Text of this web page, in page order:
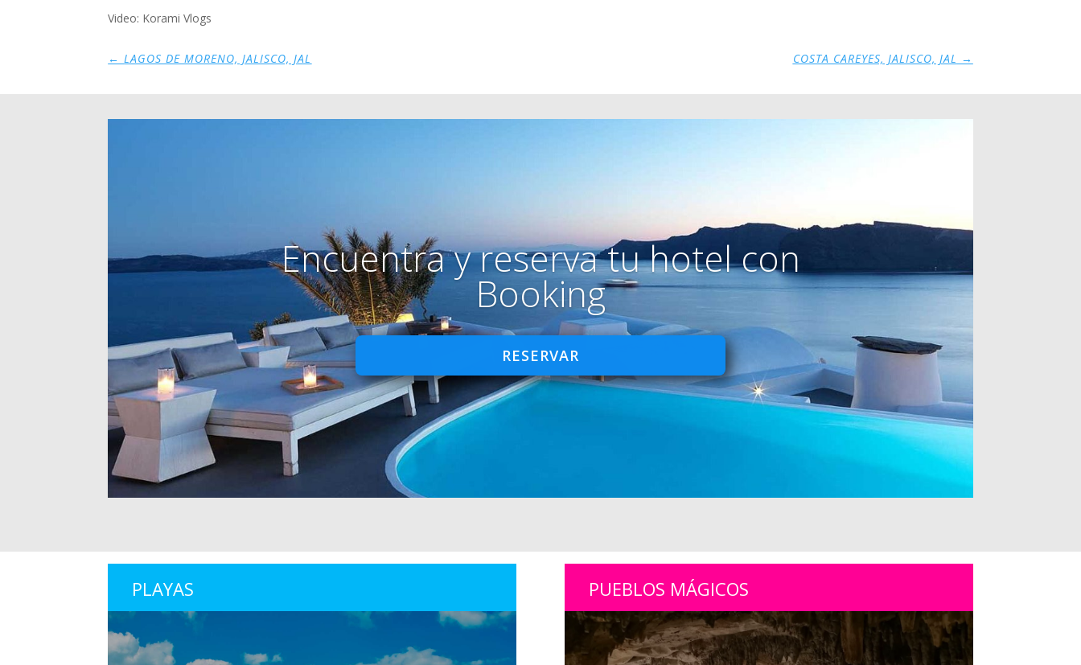
Video: Korami Vlogs
←LAGOS DE MORENO, JALISCO, JAL COSTA CAREYES, JALISCO, JAL →
Encuentra y reserva tu hotel con
Booking
RESERVAR
PLAYAS PUEBLOS MÁGICOS